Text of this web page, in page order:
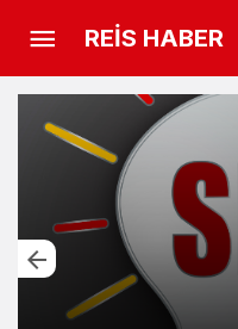
REİS HABER